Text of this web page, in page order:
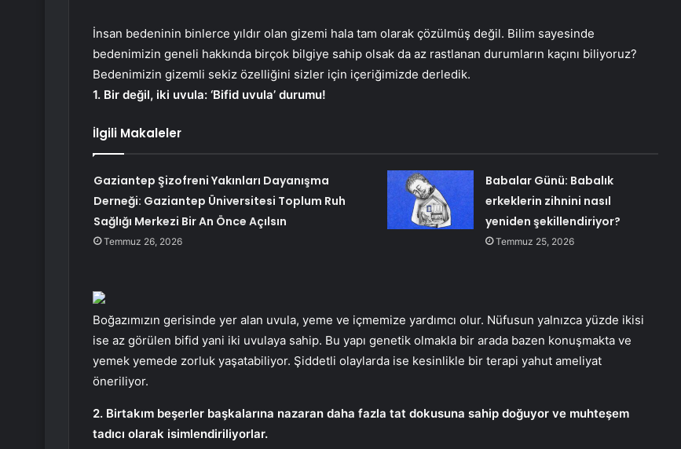
İnsan bedeninin binlerce yıldır olan gizemi hala tam olarak çözülmüş değil. Bilim sayesinde
bedenimizin geneli hakkında birçok bilgiye sahip olsak da az rastlanan durumların kaçını biliyoruz?
Bedenimizin gizemli sekiz özelliğini sizler için içeriğimizde derledik.
1. Bir değil, iki uvula: ‘Bifid uvula’ durumu!
İlgili Makaleler
Gaziantep Şizofreni Yakınları Dayanışma
Derneği: Gaziantep Üniversitesi Toplum Ruh
Sağlığı Merkezi Bir An Önce Açılsın
Temmuz 26, 2026
Babalar Günü: Babalık
erkeklerin zihnini nasıl
yeniden şekillendiriyor?
Temmuz 25, 2026
Boğazımızın gerisinde yer alan uvula, yeme ve içmemize yardımcı olur. Nüfusun yalnızca yüzde ikisi
ise az görülen bifid yani iki uvulaya sahip. Bu yapı genetik olmakla bir arada bazen konuşmakta ve
yemek yemede zorluk yaşatabiliyor. Şiddetli olaylarda ise kesinlikle bir terapi yahut ameliyat
öneriliyor.
2. Birtakım beşerler başkalarına nazaran daha fazla tat dokusuna sahip doğuyor ve muhteşem
tadıcı olarak isimlendiriliyorlar.